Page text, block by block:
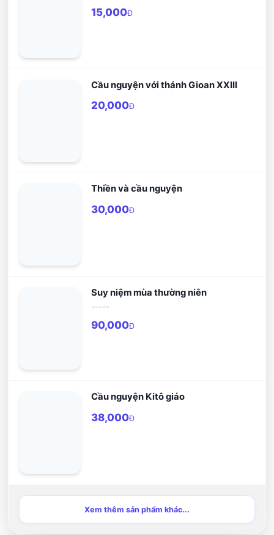
15,000Đ
Cầu nguyện với thánh Gioan XXIII
20,000Đ
Thiền và cầu nguyện
30,000Đ
Suy niệm mùa thường niên
-----
90,000Đ
Cầu nguyện Kitô giáo
38,000Đ
Xem thêm sản phẩm khác...